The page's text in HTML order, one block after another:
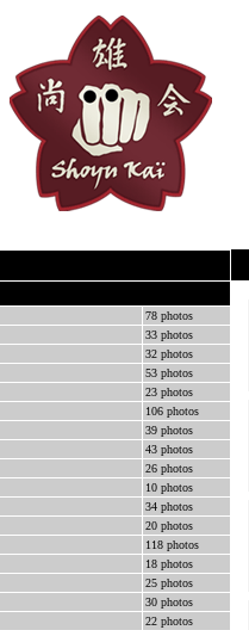
78 photos
33 photos
32 photos
53 photos
23 photos
106 photos
39 photos
43 photos
26 photos
10 photos
34 photos
20 photos
118 photos
18 photos
25 photos
30 photos
22 photos